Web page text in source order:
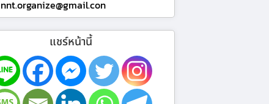
nnt.organize@gmail.con
แชร์หน้านี้